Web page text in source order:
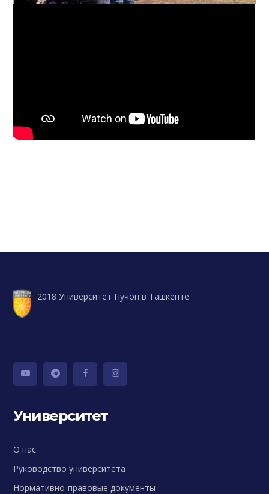
2018 Университет Пучон в Ташкенте
Университет
О нас
Руководство университета
Нормативно-правовые документы